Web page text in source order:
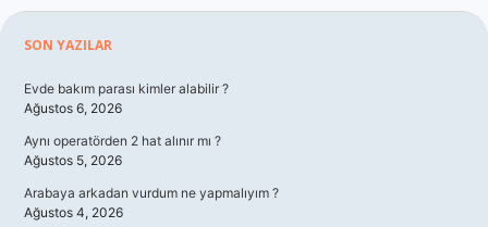
Sidebar
SON YAZILAR
Evde bakım parası kimler alabilir ?
Ağustos 6, 2026
Aynı operatörden 2 hat alınır mı ?
Ağustos 5, 2026
Arabaya arkadan vurdum ne yapmalıyım ?
Ağustos 4, 2026